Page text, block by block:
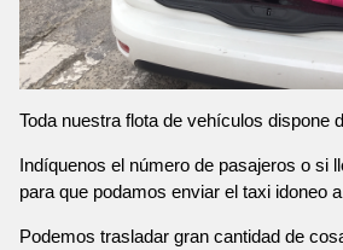
Toda nuestra flota de vehículos dispone
Indíquenos el número de pasajeros o si
para que podamos enviar el taxi idoneo
Podemos trasladar gran cantidad de